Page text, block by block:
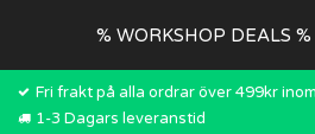
% WORKSHOP DEALS %
Fri frakt på alla ordrar över 499kr
1-3 Dagars leveranstid